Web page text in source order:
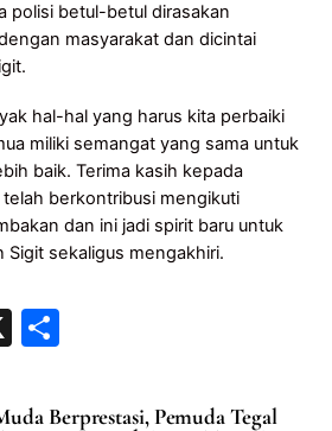
polisi betul-betul dirasakan
masyarakat dan dicintai
hal-hal yang harus kita perbaiki
miliki semangat yang sama untuk
baik. Terima kasih kepada
berkontribusi mengikuti
dan ini jadi spirit baru untuk
Sigit sekaligus mengakhiri.
X
ar
Berprestasi, Pemuda Tegal